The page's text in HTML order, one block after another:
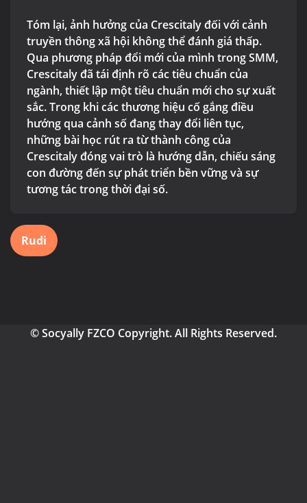
Tóm lại, ảnh hưởng của Crescitaly đối với cảnh
truyền thông xã hội không thể đánh giá thấp.
Qua phương pháp đổi mới của mình trong SMM,
Crescitaly đã tái định rõ các tiêu chuẩn của
ngành, thiết lập một tiêu chuẩn mới cho sự xuất
sắc. Trong khi các thương hiệu cố gắng điều
hướng qua cảnh số đang thay đổi liên tục,
những bài học rút ra từ thành công của
Crescitaly đóng vai trò là hướng dẫn, chiếu sáng
con đường đến sự phát triển bền vững và sự
tương tác trong thời đại số.
Rudi
© Socyally FZCO Copyright. All Rights Reserved.